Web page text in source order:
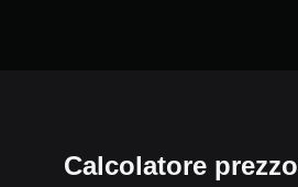
Calcolatore prezzo